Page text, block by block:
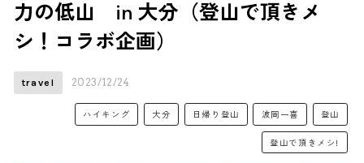
力の低山 in 大分（登山で頂きメ
シ！コラボ企画）
travel 2023/12/24
ハイキング 大分 日帰り登山 波岡一喜 登山
登山で頂きメシ!